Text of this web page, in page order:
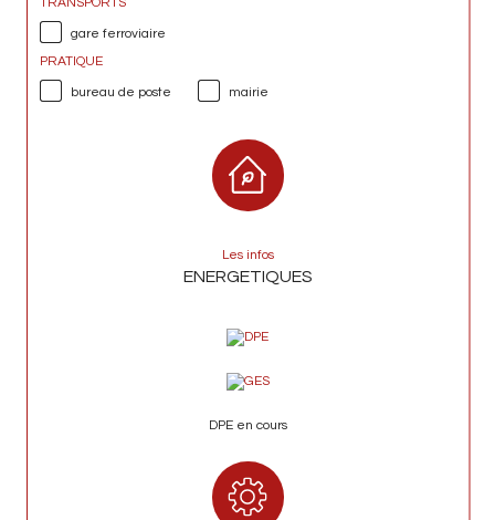
Les infos
ENERGETIQUES
DPE en cours
TRANSPORTS
gare ferroviaire
PRATIQUE
bureau de poste mairie